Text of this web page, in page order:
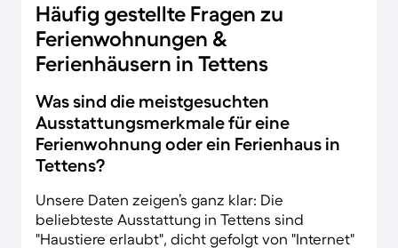
Häufig gestellte Fragen zu
Ferienwohnungen &
Ferienhäusern in Tettens
Was sind die meistgesuchten
Ausstattungsmerkmale für eine
Ferienwohnung oder ein Ferienhaus in
Tettens?
Unsere Daten zeigen’s ganz klar: Die
beliebteste Ausstattung in Tettens sind
"Haustiere erlaubt", dicht gefolgt von "Internet"